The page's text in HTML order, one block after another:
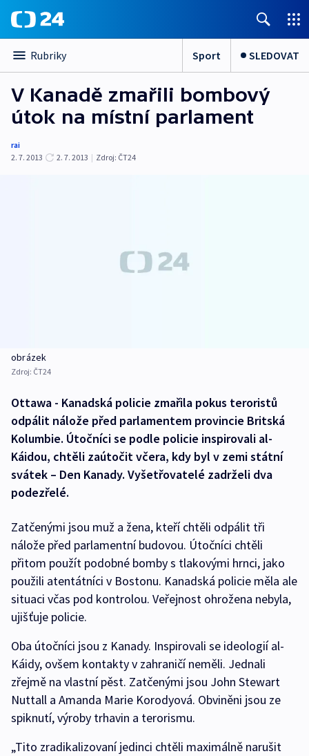
Rubriky Sport SLEDOVAT
V Kanadě zmařili bombový
útok na místní parlament
rai
2. 7. 2013
2. 7. 2013 | Zdroj: ČT24
obrázek
Zdroj: ČT24
Ottawa - Kanadská policie zmařila pokus teroristů
odpálit nálože před parlamentem provincie Britská
Kolumbie. Útočníci se podle policie inspirovali al-
Káidou, chtěli zaútočit včera, kdy byl v zemi státní
svátek – Den Kanady. Vyšetřovatelé zadrželi dva
podezřelé.
Zatčenými jsou muž a žena, kteří chtěli odpálit tři
nálože před parlamentní budovou. Útočníci chtěli
přitom použít podobné bomby s tlakovými hrnci, jako
použili atentátníci v Bostonu. Kanadská policie měla ale
situaci včas pod kontrolou. Veřejnost ohrožena nebyla,
ujišťuje policie.
Oba útočníci jsou z Kanady. Inspirovali se ideologií al-
Káidy, ovšem kontakty v zahraničí neměli. Jednali
zřejmě na vlastní pěst. Zatčenými jsou John Stewart
Nuttall a Amanda Marie Korodyová. Obviněni jsou ze
spiknutí, výroby trhavin a terorismu.
„Tito zradikalizovaní jedinci chtěli maximálně narušit